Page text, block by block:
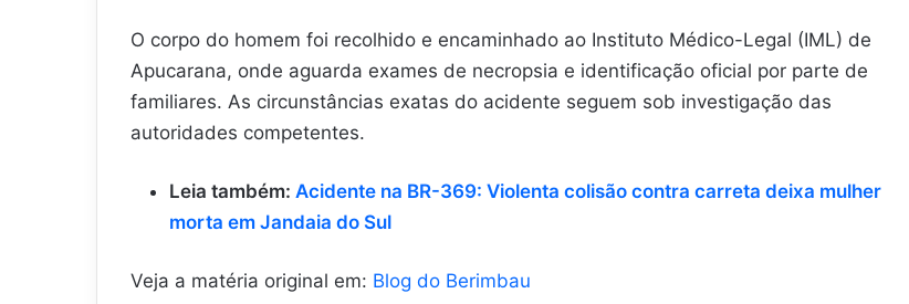
O corpo do homem foi recolhido e encaminhado ao Instituto Médico-Legal (IML) de
Apucarana, onde aguarda exames de necropsia e identificação oficial por parte de
familiares. As circunstâncias exatas do acidente seguem sob investigação das
autoridades competentes.
Leia também: Acidente na BR-369: Violenta colisão contra carreta deixa mulher
morta em Jandaia do Sul
Veja a matéria original em: Blog do Berimbau